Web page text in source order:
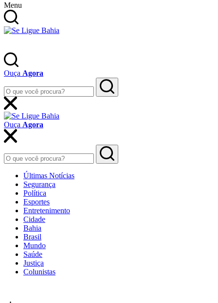
Menu
Ouça Agora
Ouça Agora
Últimas Notícias
Segurança
Política
Esportes
Entretenimento
Cidade
Bahia
Brasil
Mundo
Saúde
Justiça
Colunistas